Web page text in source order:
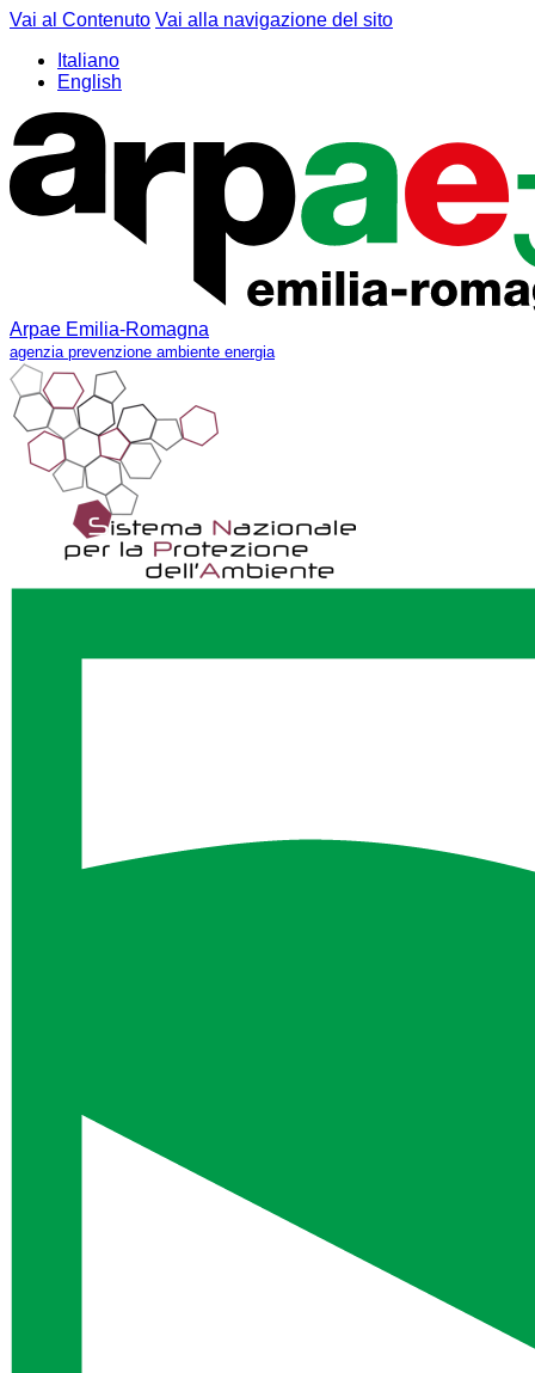
Vai al Contenuto Vai alla navigazione del sito
Italiano
English
Arpae Emilia-Romagna
agenzia prevenzione ambiente energia